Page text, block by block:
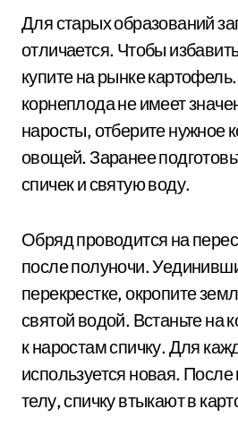
Для старых образований
отличается. Чтобы
купите на рынке
корнеплода не имеет
наросты, отберите нужное
овощей. Заранее
спичек и святую воду.
Обряд проводится на
после полуночи.
перекрестке, окропите
святой водой. Встаньте на
к наростам спичку. Для
используется новая.
телу, спичку втыкают в